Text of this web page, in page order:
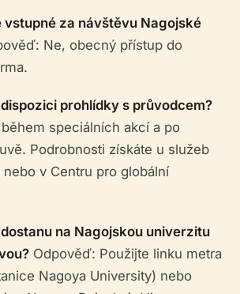
vstupné za návštěvu Nagojské
Ne, obecný přístup do
prohlídky s průvodcem?
speciálních akcí a po
Podrobnosti získáte u služeb
v Centru pro globální
na Nagojskou univerzitu
Odpověď: Použijte linku metra
Nagoya University) nebo